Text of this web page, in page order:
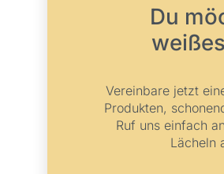
Du
Vereinbare jetzt
Produkten,
Ruf uns einfach
Lächeln